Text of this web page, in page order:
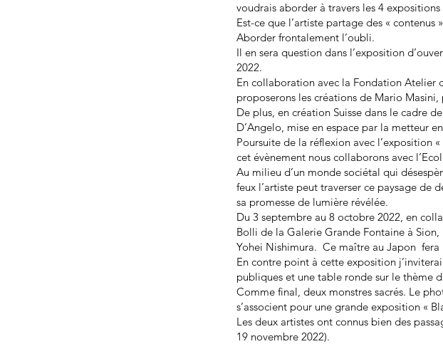
voudrais aborder à travers les 4
Est-ce que l’artiste partage des «
Aborder frontalement l’oubli.
Il en sera question dans l’exposition
2022.
En collaboration avec la Fondation Atelier
proposerons les créations de Mario
De plus, en création Suisse dans le cadre
D’Angelo, mise en espace par la metteur
Poursuite de la réflexion avec l’exposition
cet évènement nous collaborons avec
Au milieu d’un monde sociétal qui
feux l’artiste peut traverser ce paysage de
sa promesse de lumière révélée.
Du 3 septembre au 8 octobre 2022, en
Bolli de la Galerie Grande Fontaine à
Yohei Nishimura. Ce maître au Japon
En contre point à cette exposition
publiques et une table ronde sur le thème
Comme final, deux monstres sacrés. Le
s’associent pour une grande exposition «
Les deux artistes ont connus bien des
19 novembre 2022).